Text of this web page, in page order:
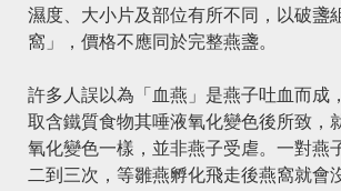
濕度、大小片及部位有所不同，以破盞
窩」，價格不應同於完整燕盞。
許多人誤以為「血燕」是燕子吐血而成
取含鐵質食物其唾液氧化變色後所致，
氧化變色一樣，並非燕子受虐。一對燕
二到三次，等雛燕孵化飛走後燕窩就會